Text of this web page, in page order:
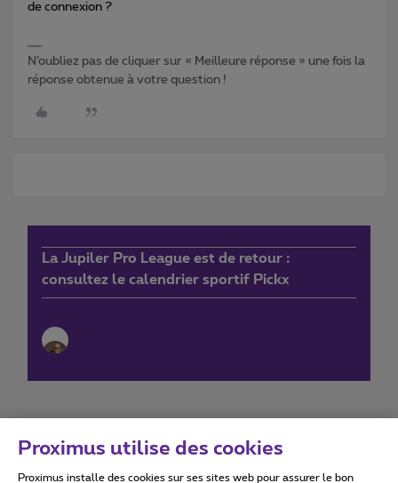
de connexion ?
N’oubliez pas de cliquer sur « Meilleure réponse » une fois la
réponse obtenue à votre question !
La Jupiler Pro League est de retour :
consultez le calendrier sportif Pickx
Proximus utilise des cookies
Proximus installe des cookies sur ses sites web pour assurer le bon